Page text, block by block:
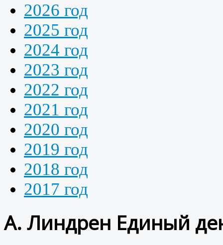
2026 год
2025 год
2024 год
2023 год
2022 год
2021 год
2020 год
2019 год
2018 год
2017 год
А. Линдрен Единый